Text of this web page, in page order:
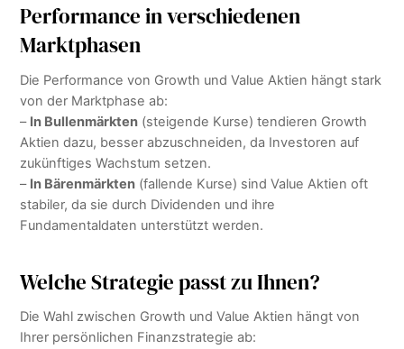
Performance in verschiedenen
Marktphasen
Die Performance von Growth und Value Aktien hängt stark
von der Marktphase ab:
– In Bullenmärkten (steigende Kurse) tendieren Growth
Aktien dazu, besser abzuschneiden, da Investoren auf
zukünftiges Wachstum setzen.
– In Bärenmärkten (fallende Kurse) sind Value Aktien oft
stabiler, da sie durch Dividenden und ihre
Fundamentaldaten unterstützt werden.
Welche Strategie passt zu Ihnen?
Die Wahl zwischen Growth und Value Aktien hängt von
Ihrer persönlichen Finanzstrategie ab: